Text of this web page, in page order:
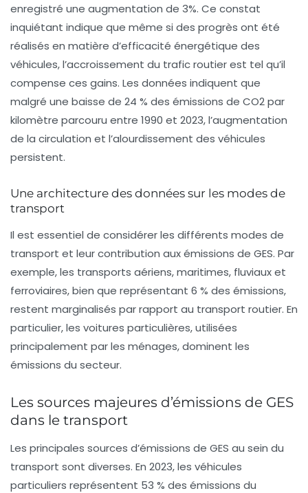
enregistré une augmentation de 3%. Ce constat
inquiétant indique que même si des progrès ont été
réalisés en matière d’efficacité énergétique des
véhicules, l’accroissement du trafic routier est tel qu’il
compense ces gains. Les données indiquent que
malgré une baisse de 24 % des émissions de CO2 par
kilomètre parcouru entre 1990 et 2023, l’augmentation
de la circulation et l’alourdissement des véhicules
persistent.
Une architecture des données sur les modes de
transport
Il est essentiel de considérer les différents modes de
transport et leur contribution auxémissions de GES. Par
exemple, les transports aériens, maritimes, fluviaux et
ferroviaires, bien que représentant 6 % des émissions,
restent marginalisés par rapport au transport routier. En
particulier, les voitures particulières, utilisées
principalement par les ménages, dominent les
émissions du secteur.
Les sources majeures d’émissions de GES
dans le transport
Les principales sources d’émissions de GES au sein du
transport sont diverses. En 2023, les véhicules
particuliers représentent 53 % des émissions du